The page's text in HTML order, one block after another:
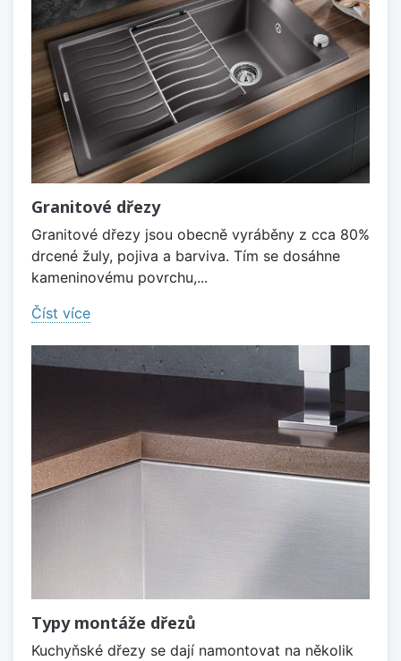
Granitové dřezy
Granitové dřezy jsou obecně vyráběny z cca 80%
drcené žuly, pojiva a barviva. Tím se dosáhne
kameninovému povrchu,...
Číst více
Typy montáže dřezů
Kuchyňské dřezy se dají namontovat na několik